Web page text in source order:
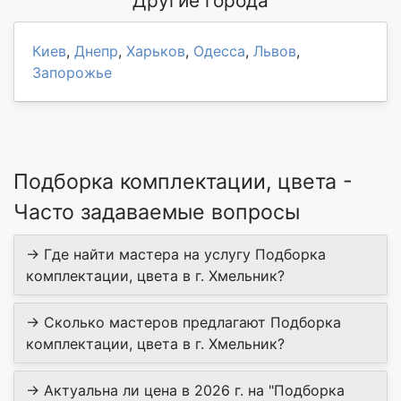
Киев, Днепр, Харьков, Одесса, Львов,
Запорожье
Подборка комплектации, цвета -
Часто задаваемые вопросы
→ Где найти мастера на услугу Подборка
комплектации, цвета в г. Хмельник?
→ Сколько мастеров предлагают Подборка
комплектации, цвета в г. Хмельник?
→ Актуальна ли цена в 2026 г. на "Подборка